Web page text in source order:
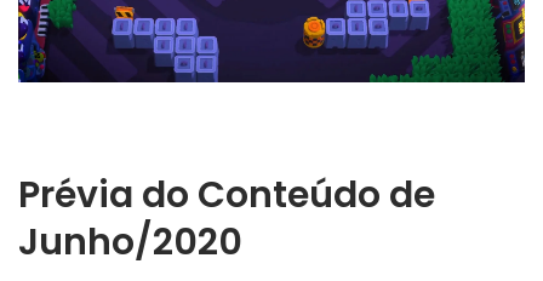
Prévia do Conteúdo de
Junho/2020